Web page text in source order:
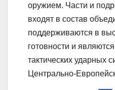
оружием. Части и
входят в состав
поддерживаются в
готовности и
тактических ударных
Центрально-